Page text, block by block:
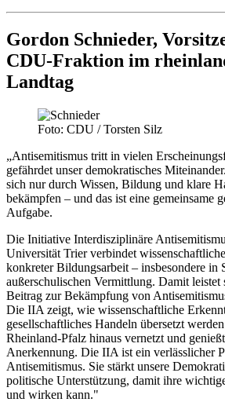
Gordon Schnieder,
CDU-Fraktion im
Landtag
Foto: CDU / Torsten Silz
„Antisemitismus tritt in vielen
gefährdet unser demokratisches
sich nur durch Wissen, Bildung und klare
bekämpfen – und das ist eine gemeinsame
Aufgabe.
Die Initiative Interdisziplinäre
Universität Trier verbindet
konkreter Bildungsarbeit – insbesondere in
außerschulischen Vermittlung. Damit leistet
Beitrag zur Bekämpfung von
Die IIA zeigt, wie wissenschaftliche
gesellschaftliches Handeln übersetzt
Rheinland-Pfalz hinaus vernetzt und
Anerkennung. Die IIA ist ein verlässlicher
Antisemitismus. Sie stärkt unsere
politische Unterstützung, damit ihre
und wirken kann."